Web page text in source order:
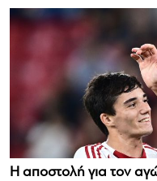
Η αποστολή για τον